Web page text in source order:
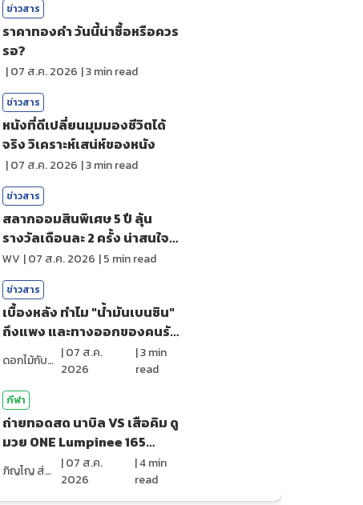
ข่าวสาร
ราคาทองคํา วันนี้น่าซื้อหรือควร
รอ?
|07 ส.ค. 2026 |3min read
ข่าวสาร
หนังที่ดีเปลี่ยนมุมมองชีวิตได้
จริง วิเคราะห์เสน่ห์ของหนัง
|07 ส.ค. 2026 |3min read
ข่าวสาร
สลากออมสินพิเศษ 5 ปี ลุ้น
รางวัลเดือนละ 2 ครั้ง น่าสนใจ
ไหม?
WV |07 ส.ค. 2026 |5 min read
ข่าวสาร
เบื้องหลัง ทำไม "น้ำมันเบนซิน"
ถึงแพง และทางออกของคนรัก
รถ?
ดอกไม้กับสายน้ำ |07 ส.ค.
2026
|3min
read
กีฬา
ถ่ายทอดสด นาบิล VS เสือคิม ดู
มวย ONE Lumpinee 165
(7ส.ค.69)
ภิญโญ ส่องแสง |07 ส.ค.
2026
|4min
read